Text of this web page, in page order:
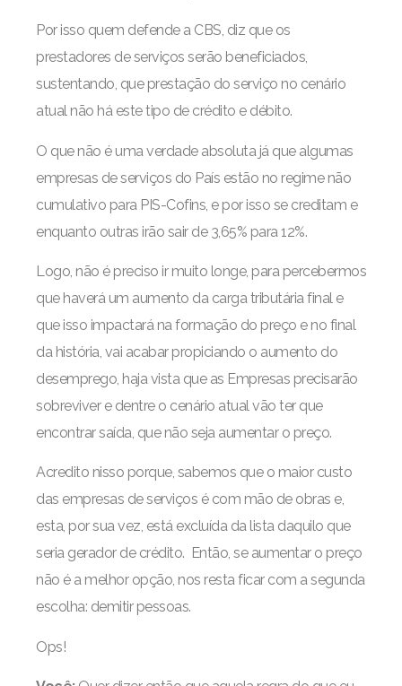
Por isso quem defende a CBS, diz que os
prestadores de serviços serão beneficiados,
sustentando, que prestação do serviço no cenário
atual não há este tipo de crédito e débito.
O que não é uma verdade absoluta já que algumas
empresas de serviços do País estão no regime não
cumulativo para PIS-Cofins, e por isso se creditam e
enquanto outras irão sair de 3,65% para 12%.
Logo, não é preciso ir muito longe, para percebermos
que haverá um aumento da carga tributária final e
que isso impactará na formação do preço e no final
da história, vai acabar propiciando o aumento do
desemprego, haja vista que as Empresas precisarão
sobreviver e dentre o cenário atual vão ter que
encontrar saída, que não seja aumentar o preço.
Acredito nisso porque, sabemos que o maior custo
das empresas de serviços é com mão de obras e,
esta, por sua vez, está excluída da lista daquilo que
seria gerador de crédito. Então, se aumentar o preço
não é a melhor opção, nos resta ficar com a segunda
escolha: demitir pessoas.
Ops!